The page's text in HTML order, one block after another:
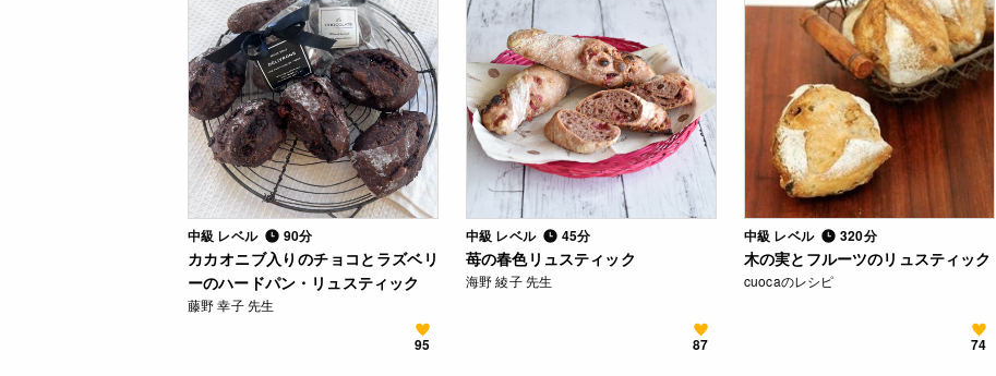
中級 レベル 90分
カカオニブ入りのチョコとラズベリ
ーのハードパン・リュスティック
藤野 幸子 先生
95
中級 レベル 45分
苺の春色リュスティック
海野 綾子 先生
87
中級 レベル 320分
木の実とフルーツのリュスティック
cuocaのレシピ
74